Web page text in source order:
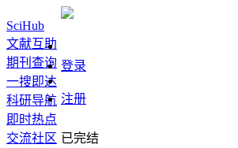
SciHub
文献互助
期刊查询
一搜即达
科研导航
即时热点
交流社区
登录
注册
已完结